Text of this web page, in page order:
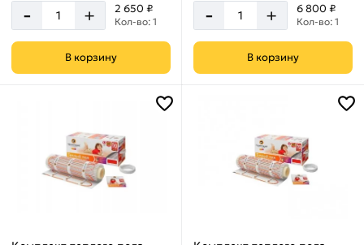
Вт
1600
1920
Напряжение
- + 2 650 ₽
Кол-во: 1
В корзину
- + 6 800 ₽
Кол-во: 1
В корзину